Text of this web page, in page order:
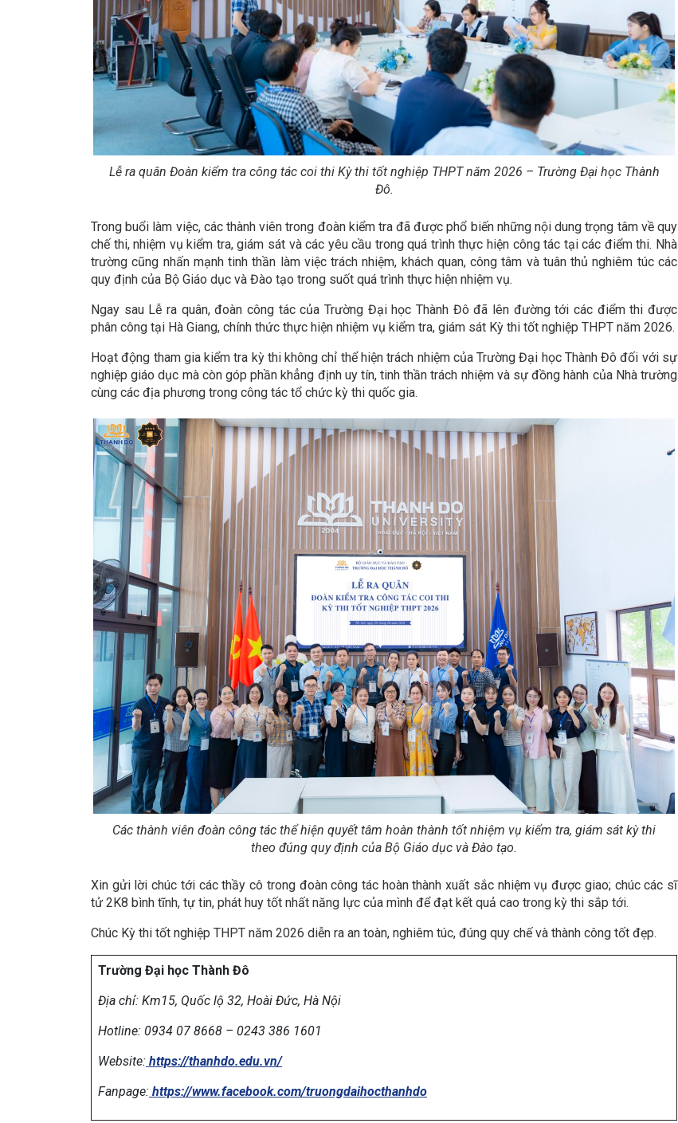
Lễ ra quân Đoàn kiểm tra công tác coi thi Kỳ thi tốt nghiệp THPT năm 2026 – Trường Đại học Thành
Đô.
Trong buổi làm việc, các thành viên trong đoàn kiểm tra đã được phổ biến những nội dung trọng tâm về quy
chế thi, nhiệm vụ kiểm tra, giám sát và các yêu cầu trong quá trình thực hiện công tác tại các điểm thi. Nhà
trường cũng nhấn mạnh tinh thần làm việc trách nhiệm, khách quan, công tâm và tuân thủ nghiêm túc các
quy định của Bộ Giáo dục và Đào tạo trong suốt quá trình thực hiện nhiệm vụ.
Ngay sau Lễ ra quân, đoàn công tác của Trường Đại học Thành Đô đã lên đường tới các điểm thi được
phân công tại Hà Giang, chính thức thực hiện nhiệm vụ kiểm tra, giám sát Kỳ thi tốt nghiệp THPT năm 2026.
Hoạt động tham gia kiểm tra kỳ thi không chỉ thể hiện trách nhiệm của Trường Đại học Thành Đô đối với sự
nghiệp giáo dục mà còn góp phần khẳng định uy tín, tinh thần trách nhiệm và sự đồng hành của Nhà trường
cùng các địa phương trong công tác tổ chức kỳ thi quốc gia.
Các thành viên đoàn công tác thể hiện quyết tâm hoàn thành tốt nhiệm vụ kiểm tra, giám sát kỳ thi
theo đúng quy định của Bộ Giáo dục và Đào tạo.
Xin gửi lời chúc tới các thầy cô trong đoàn công tác hoàn thành xuất sắc nhiệm vụ được giao; chúc các sĩ
tử 2K8 bình tĩnh, tự tin, phát huy tốt nhất năng lực của mình để đạt kết quả cao trong kỳ thi sắp tới.
Chúc Kỳ thi tốt nghiệp THPT năm 2026 diễn ra an toàn, nghiêm túc, đúng quy chế và thành công tốt đẹp.
Trường Đại học Thành Đô
Địa chỉ: Km15, Quốc lộ 32, Hoài Đức, Hà Nội
Hotline: 0934 07 8668 – 0243 386 1601
Website: https://thanhdo.edu.vn/
Fanpage: https://www.facebook.com/truongdaihocthanhdo